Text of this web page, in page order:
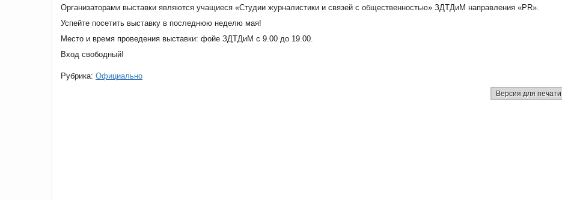
Организаторами выставки являются учащиеся «Студии журналистики и связей с общественностью» ЗДТДиМ направления «PR».
Успейте посетить выставку в последнюю неделю мая!
Место и время проведения выставки: фойе ЗДТДиМ с 9.00 до 19.00.
Вход свободный!
Рубрика: Официально
Версия для печати